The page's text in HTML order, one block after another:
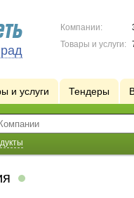
Компании:
Товары и услуги:
и услуги Тендеры